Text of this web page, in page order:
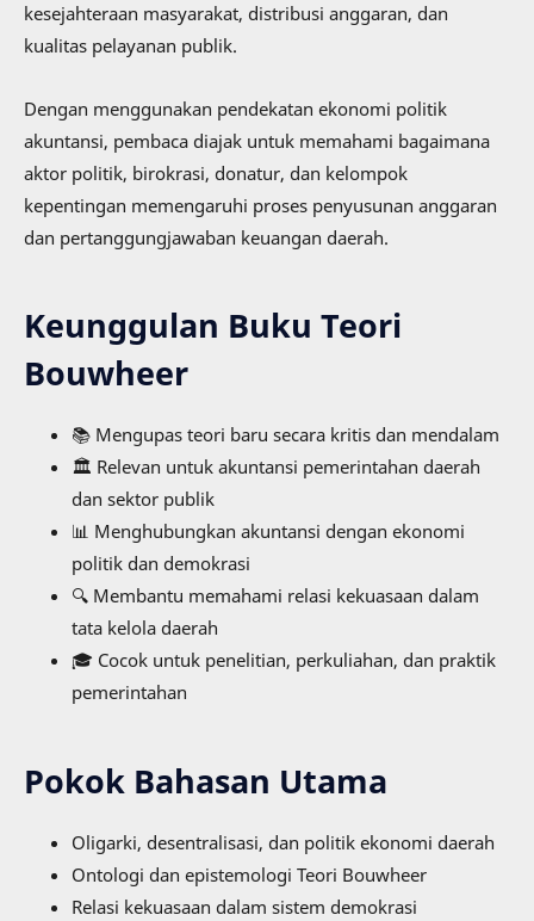
kesejahteraan masyarakat, distribusi anggaran, dan
kualitas pelayanan publik.
Dengan menggunakan pendekatan ekonomi politik
akuntansi, pembaca diajak untuk memahami bagaimana
aktor politik, birokrasi, donatur, dan kelompok
kepentingan memengaruhi proses penyusunan anggaran
dan pertanggungjawaban keuangan daerah.
Keunggulan Buku Teori
Bouwheer
📚 Mengupas teori baru secara kritis dan mendalam
🏛️ Relevan untuk akuntansi pemerintahan daerah
dan sektor publik
📊 Menghubungkan akuntansi dengan ekonomi
politik dan demokrasi
🔍 Membantu memahami relasi kekuasaan dalam
tata kelola daerah
🎓 Cocok untuk penelitian, perkuliahan, dan praktik
pemerintahan
Pokok Bahasan Utama
Oligarki, desentralisasi, dan politik ekonomi daerah
Ontologi dan epistemologi Teori Bouwheer
Relasi kekuasaan dalam sistem demokrasi